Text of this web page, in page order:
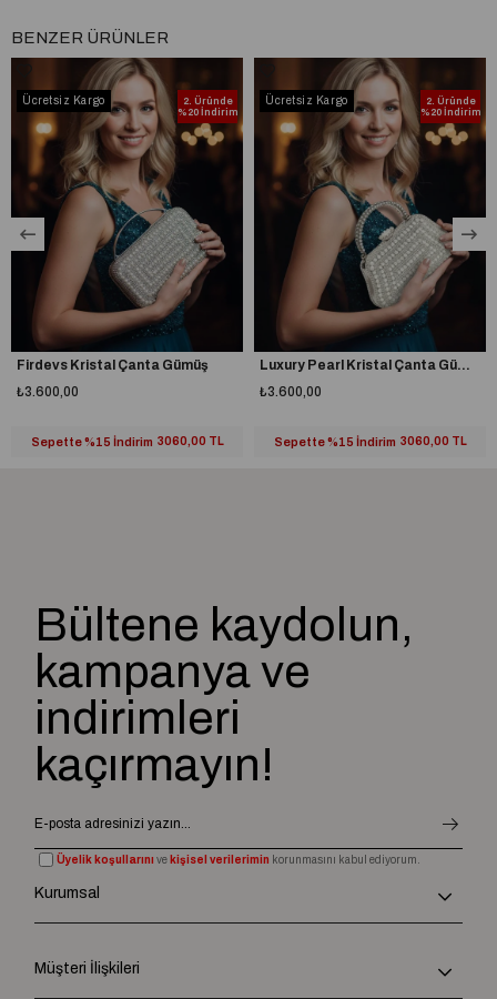
BENZER ÜRÜNLER
2. Üründe
%20 İndirim
Firdevs Kristal Çanta Gümüş
₺3.600,00
Sepette %15 İndirim 3060,00 TL
Ücretsiz Kargo
2. Üründe
%20 İndirim
Luxury Pearl Kristal Çanta Gümüş
₺3.600,00
Sepette %15 İndirim 3060,00 TL
Ücretsiz Kargo
Bültene kaydolun,
kampanya ve
indirimleri
kaçırmayın!
Üyelik koşullarını ve kişisel verilerimin korunmasını kabul ediyorum.
Kurumsal
Müşteri İlişkileri